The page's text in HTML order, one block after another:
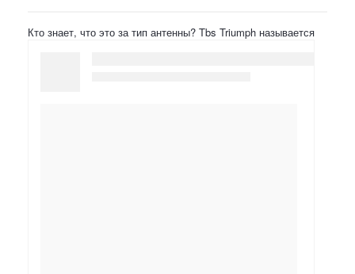
Кто знает, что это за тип антенны? Tbs Triumph называется